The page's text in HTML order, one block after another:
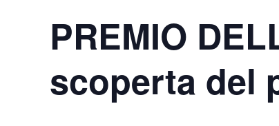
PREMIO
scoperta del